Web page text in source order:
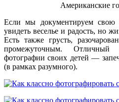
Американские
Если мы документируем свою
увидеть веселье и радость, но
Есть также грусть,
промежуточным. Отличный
фотографии своих детей —
(в рамках разумного).